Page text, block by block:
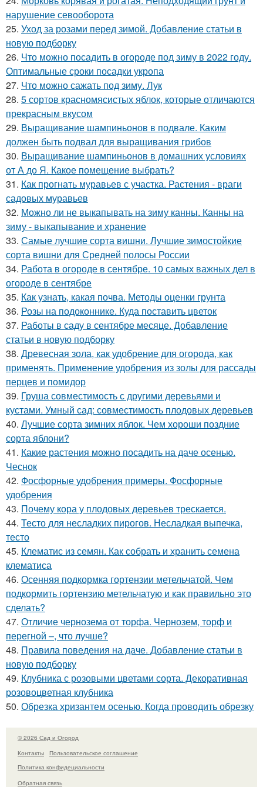
нарушение севооборота
25. Уход за розами перед зимой. Добавление статьи в
новую подборку
26. Что можно посадить в огороде под зиму в 2022 году.
Оптимальные сроки посадки укропа
27. Что можно сажать под зиму. Лук
28. 5 сортов красномясистых яблок, которые отличаются
прекрасным вкусом
29. Выращивание шампиньонов в подвале. Каким
должен быть подвал для выращивания грибов
30. Выращивание шампиньонов в домашних условиях
от А до Я. Какое помещение выбрать?
31. Как прогнать муравьев с участка. Растения - враги
садовых муравьев
32. Можно ли не выкапывать на зиму канны. Канны на
зиму - выкапывание и хранение
33. Самые лучшие сорта вишни. Лучшие зимостойкие
сорта вишни для Средней полосы России
34. Работа в огороде в сентябре. 10 самых важных дел в
огороде в сентябре
35. Как узнать, какая почва. Методы оценки грунта
36. Розы на подоконнике. Куда поставить цветок
37. Работы в саду в сентябре месяце. Добавление
статьи в новую подборку
38. Древесная зола, как удобрение для огорода, как
применять. Применение удобрения из золы для рассады
перцев и помидор
39. Груша совместимость с другими деревьями и
кустами. Умный сад: совместимость плодовых деревьев
40. Лучшие сорта зимних яблок. Чем хороши поздние
сорта яблони?
41. Какие растения можно посадить на даче осенью.
Чеснок
42. Фосфорные удобрения примеры. Фосфорные
удобрения
43. Почему кора у плодовых деревьев трескается.
44. Тесто для несладких пирогов. Несладкая выпечка,
тесто
45. Клематис из семян. Как собрать и хранить семена
клематиса
46. Осенняя подкормка гортензии метельчатой. Чем
подкормить гортензию метельчатую и как правильно это
сделать?
47. Отличие чернозема от торфа. Чернозем, торф и
перегной –, что лучше?
48. Правила поведения на даче. Добавление статьи в
новую подборку
49. Клубника с розовыми цветами сорта. Декоративная
розовоцветная клубника
50. Обрезка хризантем осенью. Когда проводить обрезку
© 2026 Сад и Огород
Контакты
Пользовательское соглашение
Политика конфидециальности
Обратная связь